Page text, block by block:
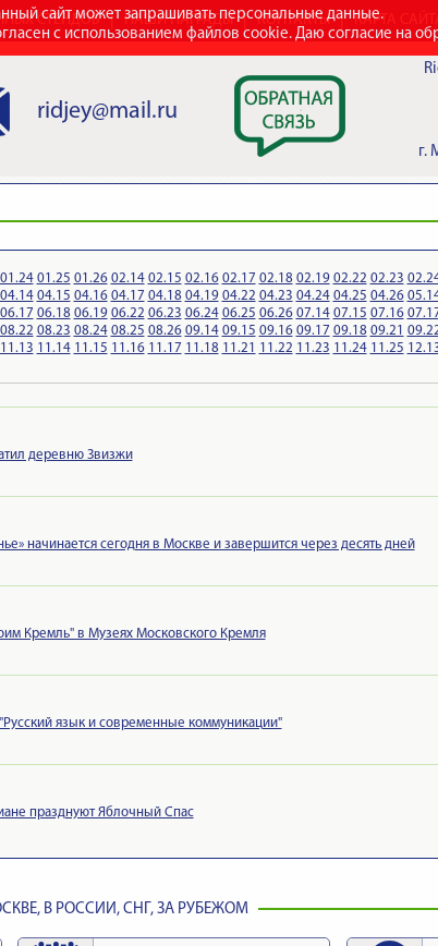
сайт может запрашивать персональные данные.
с использованием файлов cookie. Даю согласие на
СТЕНДОВ НАШИ НАГРАДЫ КОНТАКТЫ КАРТА САЙТА
ridjey@mail.ru
г.
01.24 01.25 01.26 02.14 02.15 02.16 02.17 02.18 02.19 02.22 02.23
04.14 04.15 04.16 04.17 04.18 04.19 04.22 04.23 04.24 04.25 04.26
06.17 06.18 06.19 06.22 06.23 06.24 06.25 06.26 07.14 07.15 07.16
08.22 08.23 08.24 08.25 08.26 09.14 09.15 09.16 09.17 09.18 09.21
11.13 11.14 11.15 11.16 11.17 11.18 11.21 11.22 11.23 11.24 11.25
деревню Звизжи
начинается сегодня в Москве и завершится через десять дней
Кремль" в Музеях Московского Кремля
язык и современные коммуникации"
празднуют Яблочный Спас
В РОССИИ, СНГ, ЗА РУБЕЖОМ